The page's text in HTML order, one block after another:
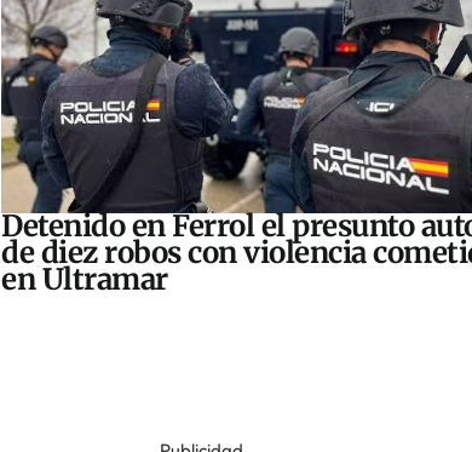
Detenido en Ferrol el presunto
de diez robos con violencia
en Ultramar